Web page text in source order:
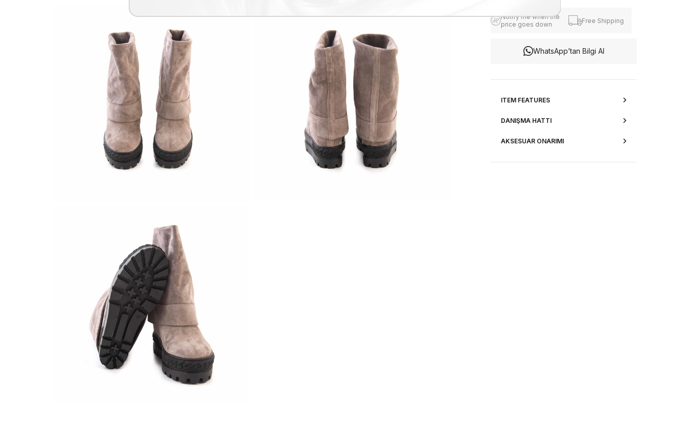
Notify me when the
price goes down
Free Shipping
WhatsApp’tan Bilgi Al
ITEM FEATURES
DANIŞMA HATTI
AKSESUAR ONARIMI